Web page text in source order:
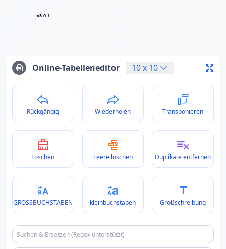
v3.0.1
Online-Tabelleneditor 10x 10
Rückgängig Wiederholen Transponieren
Löschen Leere löschen Duplikate entfernen
GROSSBUCHSTABEN kleinbuchstaben Großschreibung